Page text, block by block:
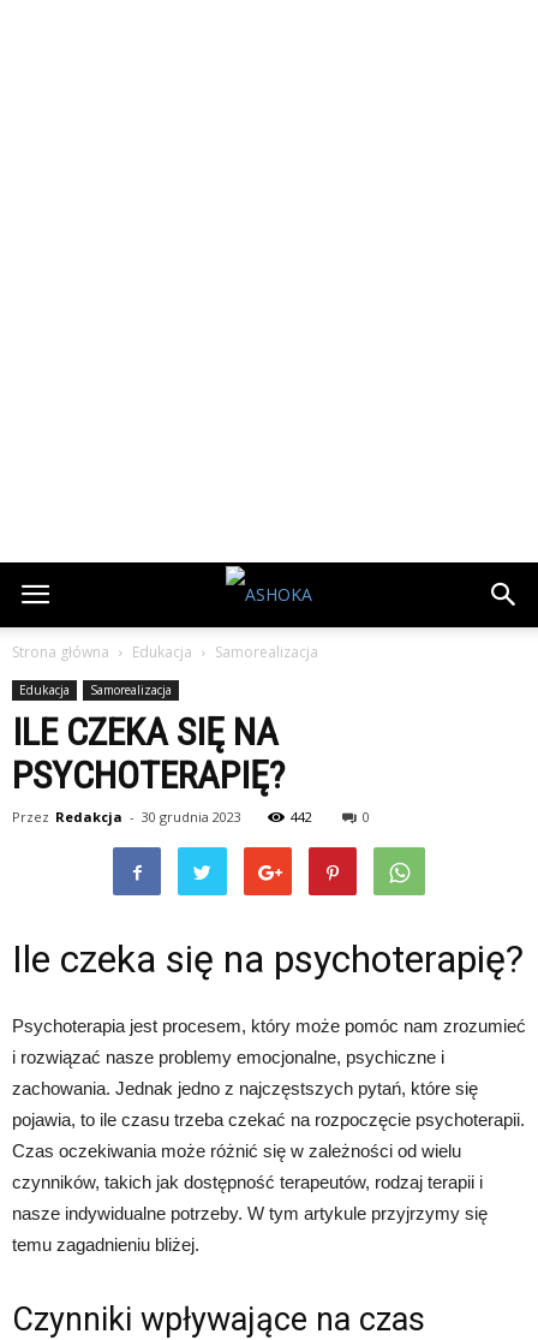
Strona główna Edukacja Samorealizacja
Edukacja Samorealizacja
ILE CZEKA SIĘ NA
PSYCHOTERAPIĘ?
Przez Redakcja - 30 grudnia 2023 442 0
Ile czeka się na psychoterapię?
Psychoterapia jest procesem, który może pomóc nam zrozumieć
i rozwiązać nasze problemy emocjonalne, psychiczne i
zachowania. Jednak jedno z najczęstszych pytań, które się
pojawia, to ile czasu trzeba czekać na rozpoczęcie psychoterapii.
Czas oczekiwania może różnić się w zależności od wielu
czynników, takich jak dostępność terapeutów, rodzaj terapii i
nasze indywidualne potrzeby. W tym artykule przyjrzymy się
temu zagadnieniu bliżej.
Czynniki wpływające na czas